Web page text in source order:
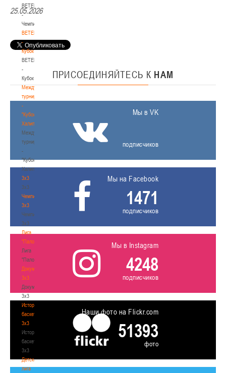
BETERA
-
Чемпионат
BETERA
-
Кубок
BETERA
-
Кубок
Международный
турнир
-
"Кубок
Халипского"
Международный
турнир
-
"Кубок
Халипского"
3x3
3x3
Чемпионат
3х3
Чемпионат
3х3
Лига
"Палова"
Лига
"Палова"
Документы
3х3
Документы
3х3
История
баскетбола
3х3
История
баскетбола
3х3
Детская
лига
25.05.2026
ПРИСОЕДИНЯЙТЕСЬ К НАМ
Мы в VK
подписчиков
Мы на Facebook
1471
подписчиков
Мы в Instagram
4248
подписчиков
Наши фото на Flickr.com
51393
фото